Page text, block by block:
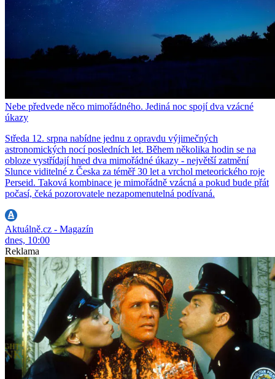
Nebe předvede něco mimořádného. Jediná noc spojí dva vzácné
úkazy
Středa 12. srpna nabídne jednu z opravdu výjimečných
astronomických nocí posledních let. Během několika hodin se na
obloze vystřídají hned dva mimořádné úkazy - největší zatmění
Slunce viditelné z Česka za téměř 30 let a vrchol meteorického roje
Perseid. Taková kombinace je mimořádně vzácná a pokud bude přát
počasí, čeká pozorovatele nezapomenutelná podívaná.
Aktuálně.cz - Magazín
dnes, 10:00
Reklama